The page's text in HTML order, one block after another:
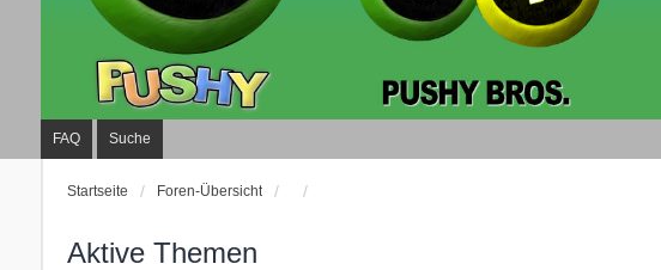
FAQ Suche
Startseite Foren-Übersicht
Aktive Themen